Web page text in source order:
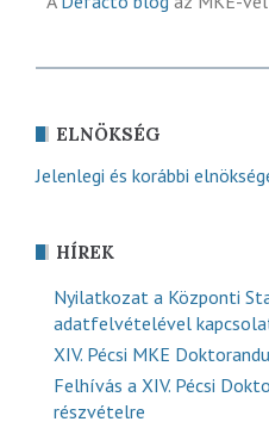
ELNÖKSÉG
Jelenlegi és korábbi
HÍREK
Nyilatkozat a Központi
adatfelvételével
XIV. Pécsi MKE
Felhívás a XIV. Pécsi
részvételre